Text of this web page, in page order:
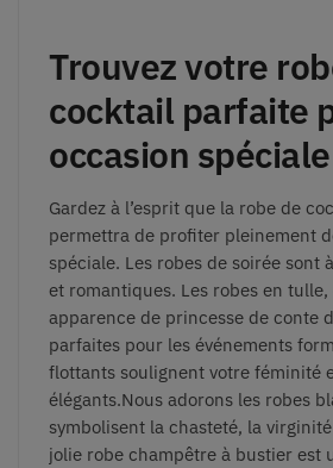
Trouvez votre
cocktail parfaite
occasion
Gardez à l’esprit que la robe de
permettra de profiter pleinement
spéciale. Les robes de soirée sont
et romantiques. Les robes en
apparence de princesse de conte
parfaites pour les événements
flottants soulignent votre féminité
élégants.Nous adorons les robes
symbolisent la chasteté, la virginité
jolie robe champêtre à bustier est